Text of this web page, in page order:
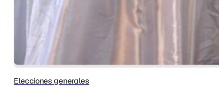
Elecciones generales